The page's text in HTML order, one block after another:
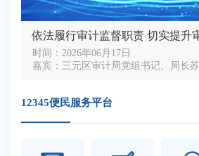
依法履行审计监督职责 切实提升
时间：2026年06月17日
嘉宾：三元区审计局党组书记、局长
12345便民服务平台